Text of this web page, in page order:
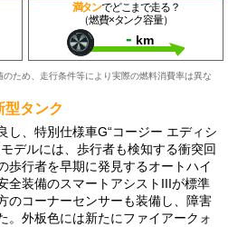
満タンでどこまで走る？
（燃費×タンク容量）
- km
ため、走行条件等により実際の燃料消費率は異な
型タンク
し、特別仕様車G“コージー エディシ
デルには、歩行者も検知する衝突回
歩行者を早期に発見するオートハイ
全装備のスマートアシストIIIが標準
のコーナーセンサーも装備し、障害
。外板色には新たにファイアークォ